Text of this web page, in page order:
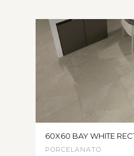
60X60 BAY WHITE
PORCELANATO